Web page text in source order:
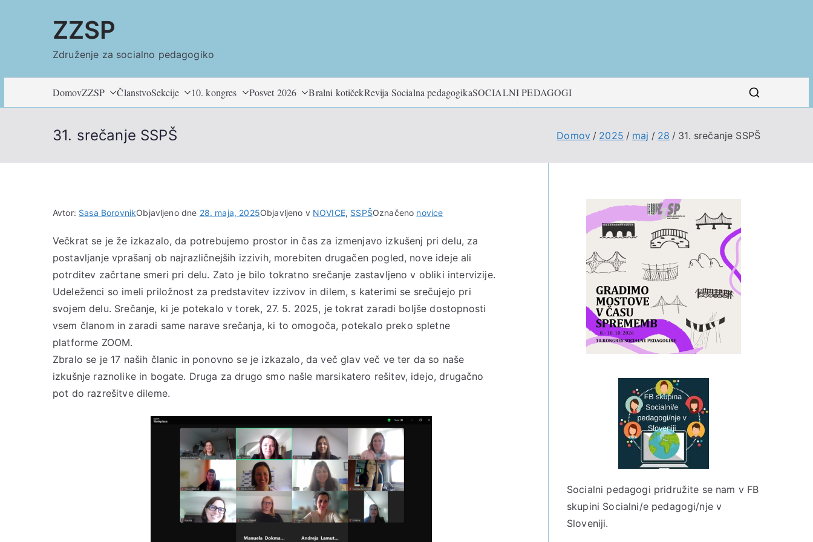
ZZSP
Združenje za socialno pedagogiko
DomovZZSP ČlanstvoSekcije 10. kongres Posvet 2026 Bralni kotičekRevija Socialna pedagogikaSOCIALNI PEDAGOGI
31. srečanje SSPŠ Domov 2025 maj 28 31. srečanje SSPŠ
Avtor: Sasa BorovnikObjavljeno dne 28. maja, 2025Objavljeno v NOVICE, SSPŠOznačeno novice
Večkrat se je že izkazalo, da potrebujemo prostor in čas za izmenjavo izkušenj pri delu, za
postavljanje vprašanj ob najrazličnejših izzivih, morebiten drugačen pogled, nove ideje ali
potrditev začrtane smeri pri delu. Zato je bilo tokratno srečanje zastavljeno v obliki intervizije.
Udeleženci so imeli priložnost za predstavitev izzivov in dilem, s katerimi se srečujejo pri
svojem delu. Srečanje, ki je potekalo v torek, 27. 5. 2025, je tokrat zaradi boljše dostopnosti
vsem članom in zaradi same narave srečanja, ki to omogoča, potekalo preko spletne
platforme ZOOM.
Zbralo se je 17 naših članic in ponovno se je izkazalo, da več glav več ve ter da so naše
izkušnje raznolike in bogate. Druga za drugo smo našle marsikatero rešitev, idejo, drugačno
pot do razrešitve dileme.
Socialni pedagogi pridružite se nam v FB
skupini Socialni/e pedagogi/nje v
Sloveniji.